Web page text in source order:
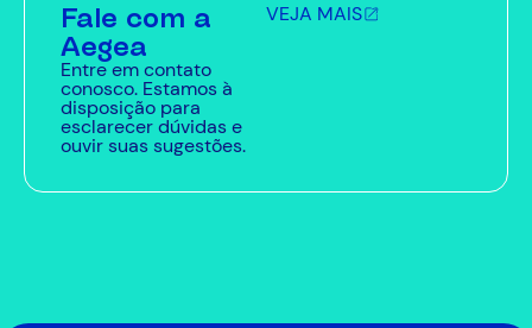
Fale com a
Aegea
Entre em contato
conosco. Estamos à
disposição para
esclarecer dúvidas e
ouvir suas sugestões.
VEJA MAIS